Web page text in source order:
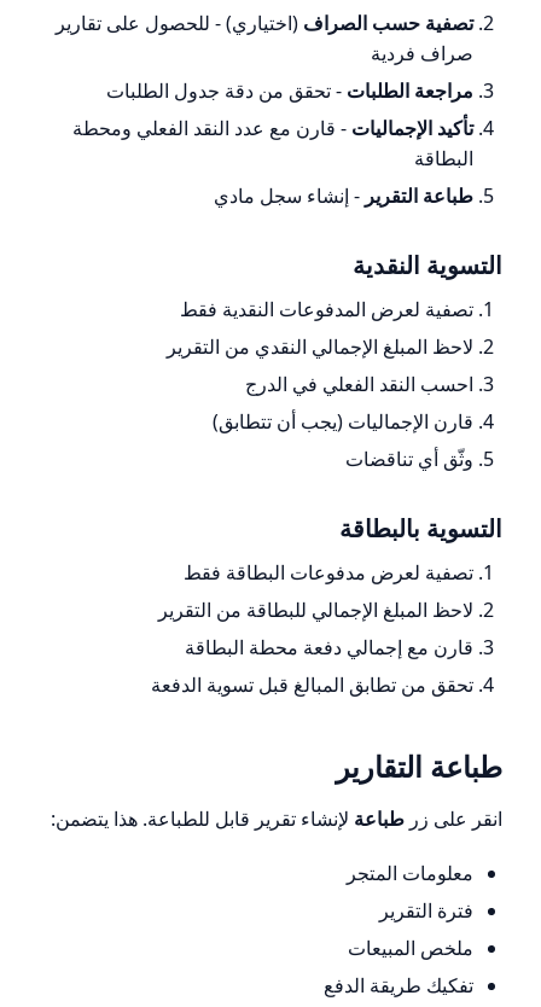
تصفية حسب الصراف (اختياري) - للحصول على تقارير
صراف فردية
مراجعة الطلبات - تحقق من دقة جدول الطلبات
تأكيد الإجماليات - قارن مع عدد النقد الفعلي ومحطة
البطاقة
طباعة التقرير - إنشاء سجل مادي
التسوية النقدية
تصفية لعرض المدفوعات النقدية فقط
لاحظ المبلغ الإجمالي النقدي من التقرير
احسب النقد الفعلي في الدرج
قارن الإجماليات (يجب أن تتطابق)
وثّق أي تناقضات
التسوية بالبطاقة
تصفية لعرض مدفوعات البطاقة فقط
لاحظ المبلغ الإجمالي للبطاقة من التقرير
قارن مع إجمالي دفعة محطة البطاقة
تحقق من تطابق المبالغ قبل تسوية الدفعة
طباعة التقارير
انقر على زر طباعة لإنشاء تقرير قابل للطباعة. هذا يتضمن:
معلومات المتجر
فترة التقرير
ملخص المبيعات
تفكيك طريقة الدفع